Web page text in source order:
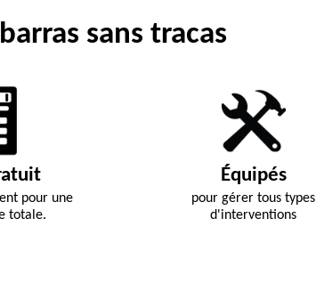
sans tracas
pour une
totale.
Équipés
pour gérer tous types
d'interventions